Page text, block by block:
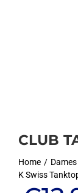
CLUB
Home
K Swiss